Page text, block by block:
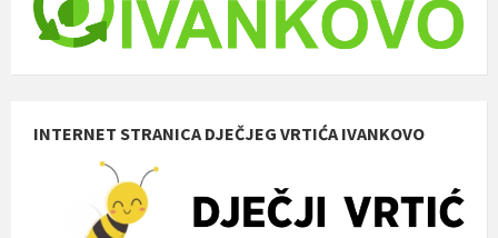
INTERNET STRANICA DJEČJEG VRTIĆA IVANKOVO